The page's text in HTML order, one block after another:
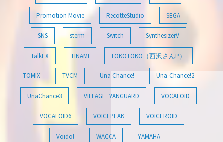
Promotion Movie RecotteStudio SEGA
SNS sterm Switch SynthesizerV
TalkEX TINAMI TOKOTOKO（西沢さんP）
TOMIX TVCM Una-Chance! Una-Chance!2
UnaChance3 VILLAGE_VANGUARD VOCALOID
VOCALOID6 VOICEPEAK VOICEROID
Voidol WACCA YAMAHA